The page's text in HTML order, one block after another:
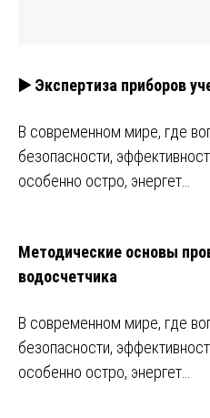
▶️ Экспертиза приборов
В современном мире, где
безопасности,
особенно остро, энергет…
Методические основы
водосчетчика
В современном мире, где
безопасности,
особенно остро, энергет…